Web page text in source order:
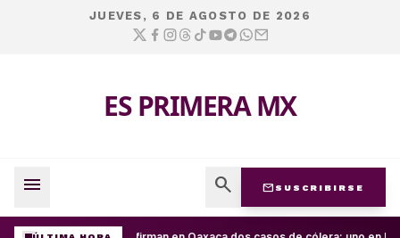
JUEVES, 6 DE AGOSTO DE 2026
ES PRIMERA MX
menu search mail SUSCRIBIRSE